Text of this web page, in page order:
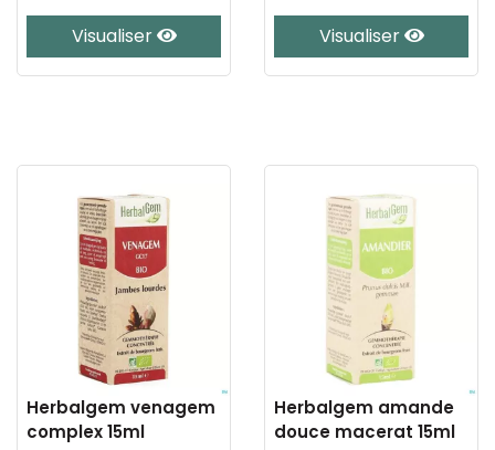
Visualiser Visualiser
Herbalgem venagem
complex 15ml
Herbalgem amande
douce macerat 15ml